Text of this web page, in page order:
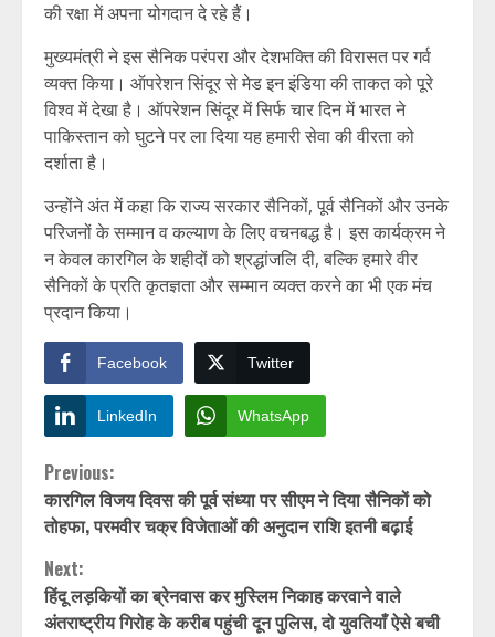
की रक्षा में अपना योगदान दे रहे हैं।
मुख्यमंत्री ने इस सैनिक परंपरा और देशभक्ति की विरासत पर गर्व
व्यक्त किया। ऑपरेशन सिंदूर से मेड इन इंडिया की ताकत को पूरे
विश्व में देखा है। ऑपरेशन सिंदूर में सिर्फ चार दिन में भारत ने
पाकिस्तान को घुटने पर ला दिया यह हमारी सेवा की वीरता को
दर्शाता है।
उन्होंने अंत में कहा कि राज्य सरकार सैनिकों, पूर्व सैनिकों और उनके
परिजनों के सम्मान व कल्याण के लिए वचनबद्ध है। इस कार्यक्रम ने
न केवल कारगिल के शहीदों को श्रद्धांजलि दी, बल्कि हमारे वीर
सैनिकों के प्रति कृतज्ञता और सम्मान व्यक्त करने का भी एक मंच
प्रदान किया।
Facebook Twitter
LinkedIn WhatsApp
Continue
Reading
Previous:
कारगिल विजय दिवस की पूर्व संध्या पर सीएम ने दिया सैनिकों को
तोहफा, परमवीर चक्र विजेताओं की अनुदान राशि इतनी बढ़ाई
Next:
हिंदू लड़कियों का ब्रेनवास कर मुस्लिम निकाह करवाने वाले
अंतराष्ट्रीय गिरोह के करीब पहुंची दून पुलिस, दो युवतियाँ ऐसे बची